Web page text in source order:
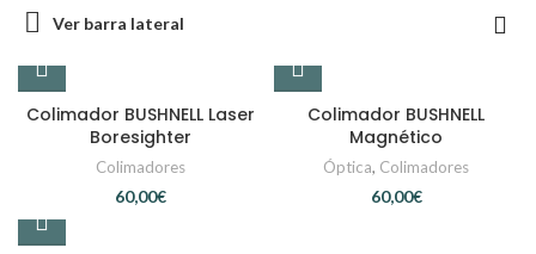
Ver barra lateral
Colimador BUSHNELL Laser
Boresighter
Colimadores
€
Colimador BUSHNELL
Magnético
Óptica, Colimadores
€